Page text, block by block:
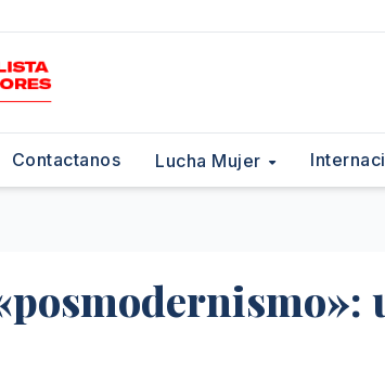
Contactanos Lucha Mujer